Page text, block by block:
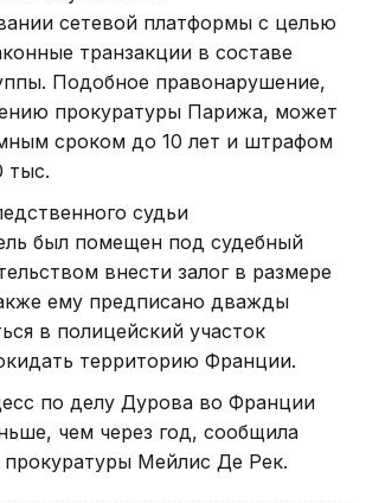
сетевой платформы с целью
транзакции в составе
Подобное правонарушение,
прокуратуры Парижа, может
сроком до 10 лет и штрафом
тыс.
судьи
был помещен под судебный
внести залог в размере
ему предписано дважды
в полицейский участок
территорию Франции.
по делу Дурова во Франции
чем через год, сообщила
прокуратуры Мейлис Де Рек.